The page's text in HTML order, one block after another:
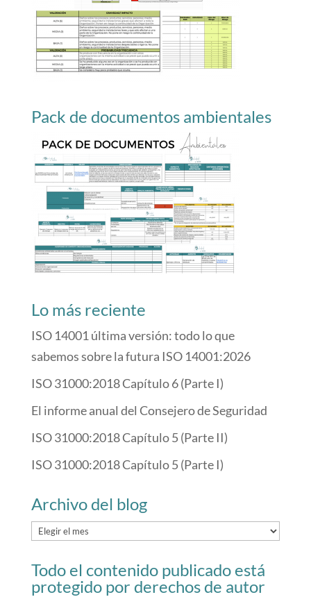
Pack de documentos ambientales
Lo más reciente
ISO 14001 última versión: todo lo que
sabemos sobre la futura ISO 14001:2026
ISO 31000:2018 Capítulo 6 (Parte I)
El informe anual del Consejero de Seguridad
ISO 31000:2018 Capítulo 5 (Parte II)
ISO 31000:2018 Capítulo 5 (Parte I)
Archivo del blog
Archivo
blog
Todo el contenido publicado está
protegido por derechos de autor